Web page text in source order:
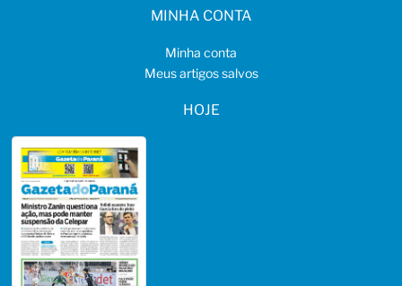
MINHA CONTA
Minha conta
Meus artigos salvos
HOJE